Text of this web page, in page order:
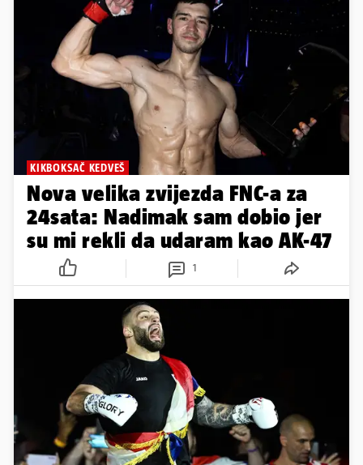
KIKBOKSAČ KEDVEŠ
Nova velika zvijezda FNC-a za
24sata: Nadimak sam dobio jer
su mi rekli da udaram kao AK-47
1